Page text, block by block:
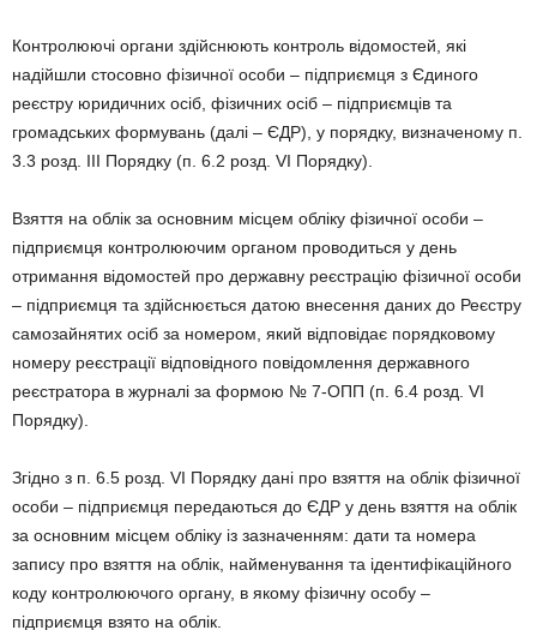
Контролюючі органи здійснюють контроль відомостей, які
надійшли стосовно фізичної особи – підприємця з Єдиного
реєстру юридичних осіб, фізичних осіб – підприємців та
громадських формувань (далі – ЄДР), у порядку, визначеному п.
3.3 розд. III Порядку (п. 6.2 розд. VI Порядку).
Взяття на облік за основним місцем обліку фізичної особи –
підприємця контролюючим органом проводиться у день
отримання відомостей про державну реєстрацію фізичної особи
– підприємця та здійснюється датою внесення даних до Реєстру
самозайнятих осіб за номером, який відповідає порядковому
номеру реєстрації відповідного повідомлення державного
реєстратора в журналі за формою № 7-ОПП (п. 6.4 розд. VI
Порядку).
Згідно з п. 6.5 розд. VI Порядку дані про взяття на облік фізичної
особи – підприємця передаються до ЄДР у день взяття на облік
за основним місцем обліку із зазначенням: дати та номера
запису про взяття на облік, найменування та ідентифікаційного
коду контролюючого органу, в якому фізичну особу –
підприємця взято на облік.